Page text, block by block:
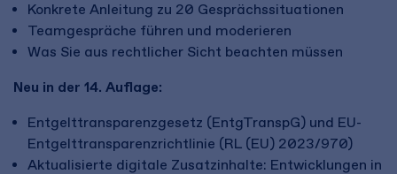
Konkrete Anleitung zu 20 Gesprächssituationen
Teamgespräche führen und moderieren
Was Sie aus rechtlicher Sicht beachten müssen
Neu in der 14. Auflage:
Entgelttransparenzgesetz (EntgTranspG) und EU-
Entgelttransparenzrichtlinie (RL (EU) 2023/970)
Aktualisierte digitale Zusatzinhalte: Entwicklungen in